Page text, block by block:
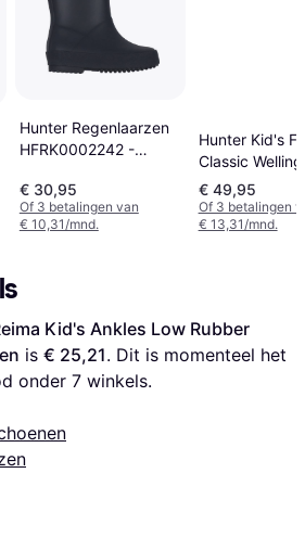
Hunter Regenlaarzen
HFRK0002242 -
€ 30,95
Of 3 betalingen van
€ 10,31/mnd.
Hunter Kid's
Classic
Green
€ 49,95
Of 3 betalingen
€ 13,31/mnd.
Kid's Ankles Low Rubber
is € 25,21. Dit is momenteel het
onder 7 winkels.